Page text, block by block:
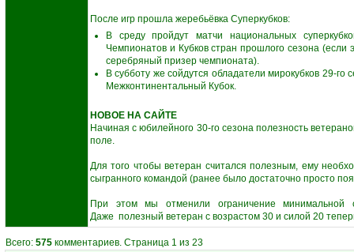
После игр прошла жеребьёвка Суперкубков:
В среду пройдут матчи национальных
Чемпионатов и Кубков стран прошлого сезона (если
серебряный призер чемпионата).
В субботу же сойдутся обладатели мирокубков 29-
Межконтинентальный Кубок.
НОВОЕ НА САЙТЕ
Начиная с юбилейного 30-го сезона полезность
поле.
Для того чтобы ветеран считался полезным, ему
сыгранного командой (ранее было достаточно просто
При этом мы отменили ограничение минимальной
Даже полезный ветеран с возрастом 30 и силой 20
Всего: 575 комментариев. Страница 1 из 23